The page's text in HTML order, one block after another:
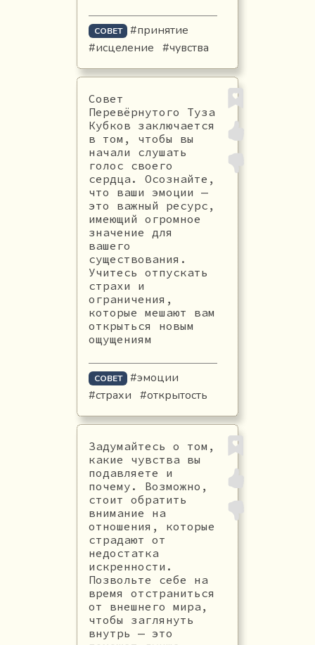
СОВЕТ
#принятие
#исцеление #чувства
Совет
Перевёрнутого Туза
Кубков заключается
в том, чтобы вы
начали слушать
голос своего
сердца. Осознайте,
что ваши эмоции —
это важный ресурс,
имеющий огромное
значение для
вашего
существования.
Учитесь отпускать
страхи и
ограничения,
которые мешают вам
открыться новым
ощущениям
СОВЕТ
#эмоции
#страхи #открытость
Задумайтесь о том,
какие чувства вы
подавляете и
почему. Возможно,
стоит обратить
внимание на
отношения, которые
страдают от
недостатка
искренности.
Позвольте себе на
время отстраниться
от внешнего мира,
чтобы заглянуть
внутрь — это